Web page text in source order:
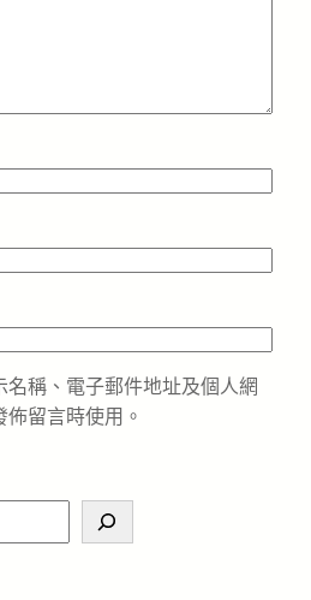
名稱、電子郵件地址及個人網
留言時使用。